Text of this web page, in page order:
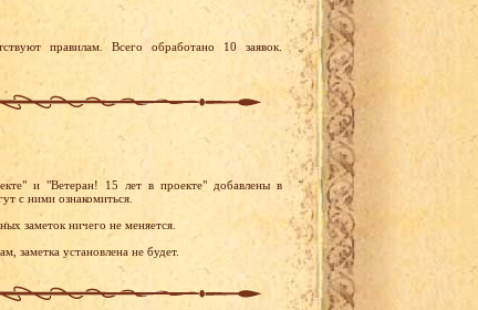
правилам. Всего обработано 10 заявок.
и "Ветеран! 15 лет в проекте" добавлены в
с ними ознакомиться.
заметок ничего не меняется.
заметка установлена не будет.